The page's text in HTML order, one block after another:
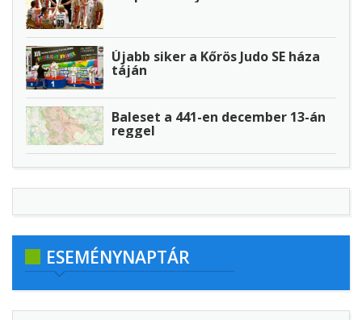
Újabb siker a Kőrös Judo SE háza
táján
Baleset a 441-en december 13-án
reggel
ESEMÉNYNAPTÁR